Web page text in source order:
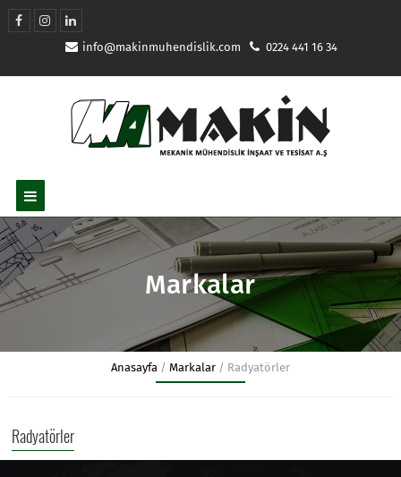
info@makinmuhendislik.com 0224 441 16 34
Markalar
Anasayfa/ Markalar/ Radyatörler
Radyatörler